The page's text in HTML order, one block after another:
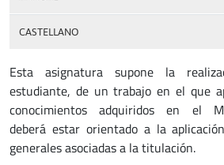
CASTELLANO
Esta asignatura supone la
estudiante, de un trabajo en el que
conocimientos adquiridos en el
deberá estar orientado a la
generales asociadas a la titulación.